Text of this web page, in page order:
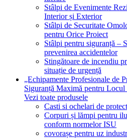
Stâlpi de Evenimente
Interior și Exterior
Stâlpi de Securitate
pentru Orice Proiect
Stâlpi pentru siguranță –
prevenirea accidentelor
Stingătoare de incendiu
situație de urgență
„Echipamente Profesionale de
Siguranță Maximă pentru Locul
Vezi toate produsele
Casti si ochelari de
Corpuri și lămpi pentru
conform normelor ISU
covorașe pentru uz